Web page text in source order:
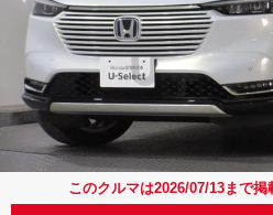
このクルマは2026/07/13まで掲